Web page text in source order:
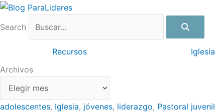
Ir
contenido
Search
Recursos Iglesia
Archivos
Archivos
adolescentes, Iglesia, jóvenes, liderazgo, Pastoral juvenil